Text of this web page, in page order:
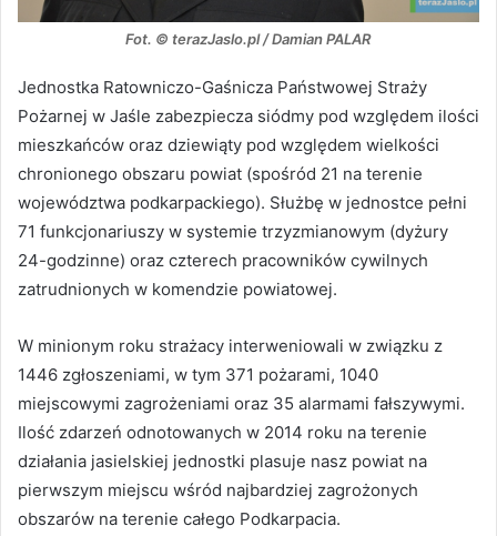
Fot. © terazJaslo.pl / Damian PALAR
Jednostka Ratowniczo-Gaśnicza Państwowej Straży
Pożarnej w Jaśle zabezpiecza siódmy pod względem ilości
mieszkańców oraz dziewiąty pod względem wielkości
chronionego obszaru powiat (spośród 21 na terenie
województwa podkarpackiego). Służbę w jednostce pełni
71 funkcjonariuszy w systemie trzyzmianowym (dyżury
24-godzinne) oraz czterech pracowników cywilnych
zatrudnionych w komendzie powiatowej.
W minionym roku strażacy interweniowali w związku z
1446 zgłoszeniami, w tym 371 pożarami, 1040
miejscowymi zagrożeniami oraz 35 alarmami fałszywymi.
Ilość zdarzeń odnotowanych w 2014 roku na terenie
działania jasielskiej jednostki plasuje nasz powiat na
pierwszym miejscu wśród najbardziej zagrożonych
obszarów na terenie całego Podkarpacia.